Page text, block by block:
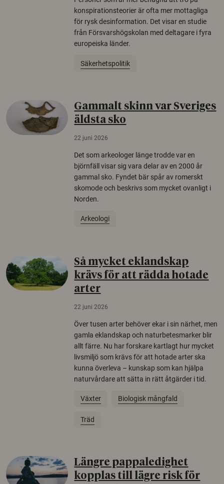
konspirationsteorier är ofta mer mottagliga
för rysk desinformation. Det visar en studie
från Försvarshögskolan med deltagare i fyra
europeiska länder.
Säkerhetspolitik
Gammalt skinn var Sveriges
äldsta sko
22 juni 2026
Det som arkeologer länge trodde var en
björnfäll visar sig vara delar av en 2000 år
gammal sko. Fyndet bär spår av romerskt
skomode och beskrivs som mycket ovanligt i
Norden.
Arkeologi
Så mycket eklandskap
krävs för att rädda hotade
arter
22 juni 2026
Över tusen arter behöver ekar i sin närhet, men
gamla eklandskap och naturbetesmarker blir
allt färre. Nu har forskare kartlagt hur mycket
livsmiljö som krävs för att hotade arter ska
kunna överleva – kunskap som kan hjälpa
naturvårdare att sätta in rätt åtgärder i tid.
Växter Biologisk mångfald
Träd
Längre pappaledighet
kopplas till lägre risk för